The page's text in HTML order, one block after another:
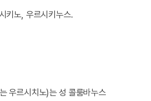
키노, 우르시키누스.
우르시치노)는 성 콜룸바누스